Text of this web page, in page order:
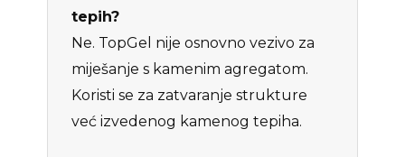
tepih?
Ne. TopGel nije osnovno vezivo za
miješanje s kamenim agregatom.
Koristi se za zatvaranje strukture
već izvedenog kamenog tepiha.